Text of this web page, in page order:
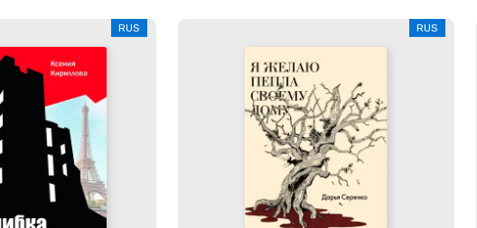
RUS RUS